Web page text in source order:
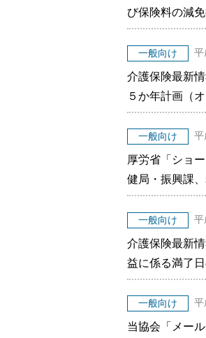
び保険料の減
一般向け 平
介護保険最新
５か年計画（
一般向け 平
厚労省「ショ
健局・振興課
一般向け 平
介護保険最新
益に係る満了
一般向け 平
当協会「メー